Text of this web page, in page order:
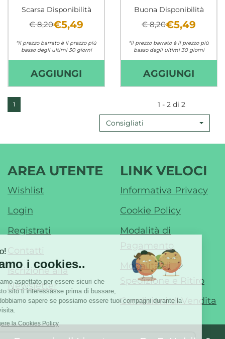
Scarsa Disponibilità
€ 8,20€5,49
*il prezzo barrato è il prezzo più
basso degli ultimi 30 giorni
AGGIUNGI AGGIUNGI CURASEPT
BIOSMALTO
DENTI
SENSIBILI
CARRELLO
Buona Disponibilità
€ 8,20€5,49
*il prezzo barrato è il prezzo più
basso degli ultimi 30 giorni
AGGIUNGI
CARIE
1 1 - 2 di 2
Consigliati
AREA UTENTE
Wishlist
Login
Registrati
Contatti
Iscrizione alla
Newsletter
LINK VELOCI
Informativa Privacy
Cookie Policy
Modalità di
Pagamento
Modalità di
Spedizione e Ritiro
Condizioni di Vendita